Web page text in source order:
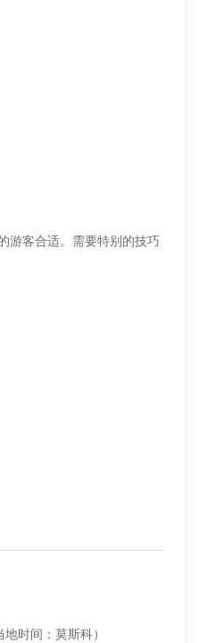
游客合适。需要特别的技巧
时间：莫斯科）